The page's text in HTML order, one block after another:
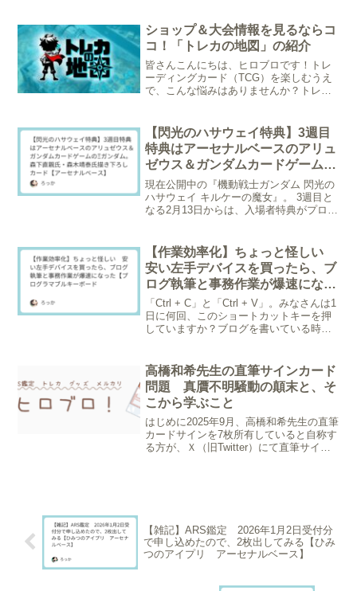
てくる可能性がありますが、高橋先生が
亡くなられている今、真贋...
ショップ＆大会情報を見るならコ
コ！「トレカの地図」の紹介
皆さんこんにちは、ヒロブロです！トレ
ーディングカード（TCG）を楽しむうえ
で、こんな悩みはありませんか？トレカ
たい！どこで大会が開かれているか調べ
たい！デュエルスペース...
【閃光のハサウェイ特典】3週目
特典はアーセナルベースのアリュ
ゼウス＆ガンダムカードゲームの
Ξガンダム。森下直親氏・森木靖
泰氏描き下ろしカード【アーセナ
ルベース】
現在公開中の『機動戦士ガンダム 閃光の
ハサウェイ キルケーの魔女』。 3週目と
なる2月13日からは、入場者特典がプロモ
クには「アーセナルベース」と「ガンダ
ムカード...
【作業効率化】ちょっと怪しい
安い左手デバイスを買ったら、ブ
ログ執筆と事務作業が爆速になっ
た【プログラマブルキーボード】
「Ctrl + C」と「Ctrl + V」。みなさんは1
日に何回、このショートカットキーを押
していますか？ブログを書いている時、
ちょっと面倒だったりしませんか？私は
これ...
高橋和希先生の直筆サインカード
問題 真贋不明騒動の顛末と、そ
こから学ぶこと
はじめに2025年9月、高橋和希先生の直筆
カードサインを7枚所有していると自称す
る方が、Ｘ（旧Twitter）にて直筆サイン
【雑記】ARS鑑定 2026年1月2日受付分
で申し込めたので、2枚出してみる【ひみ
つのアイプリ アーセナルベース】